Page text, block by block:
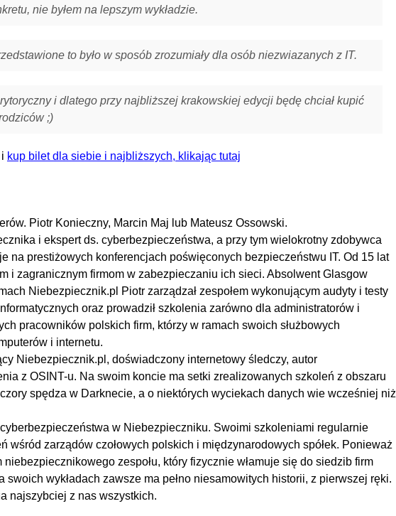
nie byłem na lepszym wykładzie.
to było w sposób zrozumiały dla osób niezwiazanych z IT.
i dlatego przy najbliższej krakowskiej edycji będę chciał kupić
;)
kup bilet dla siebie i najbliższych, klikając tutaj
Piotr Konieczny, Marcin Maj lub Mateusz Ossowski.
i ekspert ds. cyberbezpieczeństwa, a przy tym wielokrotny zdobywca
na prestiżowych konferencjach poświęconych bezpieczeństwu IT. Od 15 lat
i zagranicznym firmom w zabezpieczaniu ich sieci. Absolwent Glasgow
Niebezpiecznik.pl Piotr zarządzał zespołem wykonującym audyty i testy
oraz prowadził szkolenia zarówno dla administratorów i
pracowników polskich firm, którzy w ramach swoich służbowych
i internetu.
Niebezpiecznik.pl, doświadczony internetowy śledczy, autor
z OSINT-u. Na swoim koncie ma setki zrealizowanych szkoleń z obszaru
spędza w Darknecie, a o niektórych wyciekach danych wie wcześniej niż
w Niebezpieczniku. Swoimi szkoleniami regularnie
wśród zarządów czołowych polskich i międzynarodowych spółek. Ponieważ
niebezpiecznikowego zespołu, który fizycznie włamuje się do siedzib firm
swoich wykładach zawsze ma pełno niesamowitych historii, z pierwszej ręki.
najszybciej z nas wszystkich.